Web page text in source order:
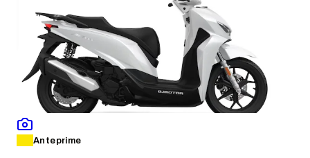
Anteprime